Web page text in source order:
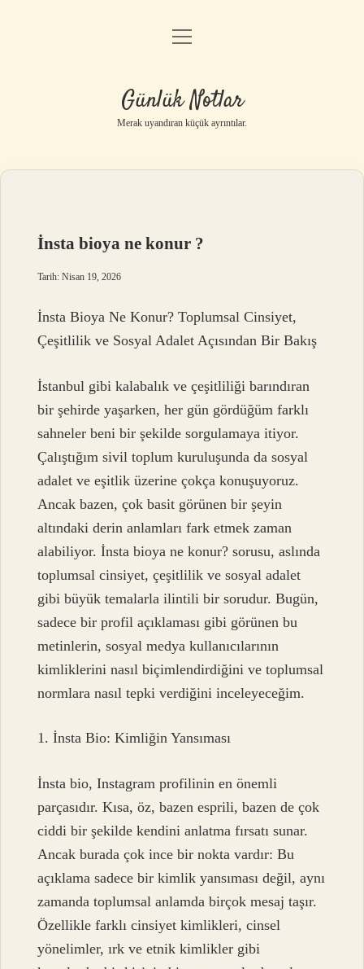
Anasayfa
Yasal Uyarı
menüyü
Günlük Notlar
Merak uyandıran küçük ayrıntılar.
İnsta bioya ne konur ?
Tarih: Nisan 19, 2026
İnsta Bioya Ne Konur? Toplumsal Cinsiyet,
Çeşitlilik ve Sosyal Adalet Açısından Bir Bakış
İstanbul gibi kalabalık ve çeşitliliği barındıran
bir şehirde yaşarken, her gün gördüğüm farklı
sahneler beni bir şekilde sorgulamaya itiyor.
Çalıştığım sivil toplum kuruluşunda da sosyal
adalet ve eşitlik üzerine çokça konuşuyoruz.
Ancak bazen, çok basit görünen bir şeyin
altındaki derin anlamları fark etmek zaman
alabiliyor. İnsta bioya ne konur? sorusu, aslında
toplumsal cinsiyet, çeşitlilik ve sosyal adalet
gibi büyük temalarla ilintili bir sorudur. Bugün,
sadece bir profil açıklaması gibi görünen bu
metinlerin, sosyal medya kullanıcılarının
kimliklerini nasıl biçimlendirdiğini ve toplumsal
normlara nasıl tepki verdiğini inceleyeceğim.
1. İnsta Bio: Kimliğin Yansıması
İnsta bio, Instagram profilinin en önemli
parçasıdır. Kısa, öz, bazen esprili, bazen de çok
ciddi bir şekilde kendini anlatma fırsatı sunar.
Ancak burada çok ince bir nokta vardır: Bu
açıklama sadece bir kimlik yansıması değil, aynı
zamanda toplumsal anlamda birçok mesaj taşır.
Özellikle farklı cinsiyet kimlikleri, cinsel
yönelimler, ırk ve etnik kimlikler gibi